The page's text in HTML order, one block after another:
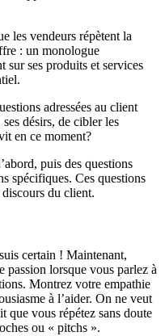
les vendeurs répètent la
: un monologue
sur ses produits et services
adressées au client
désirs, de cibler les
en ce moment?
puis des questions
spécifiques. Ces questions
du client.
certain ! Maintenant,
passion lorsque vous parlez à
Montrez votre empathie
à l’aider. On ne veut
que vous répétez sans doute
ou « pitchs ».